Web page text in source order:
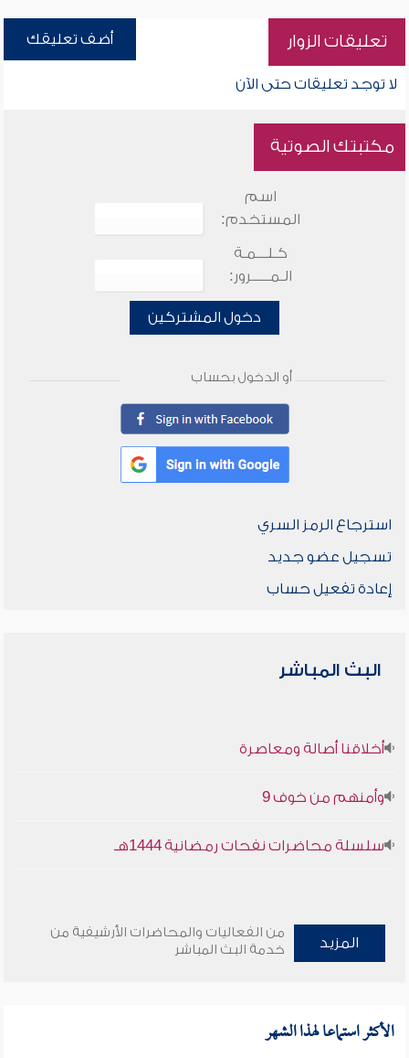
تعليقات الزوار أضف تعليقك
لا توجد تعليقات حتى الآن
مكتبتك الصوتية
اسم
المستخدم:
كـلـــمـة
الـمـــــرور:
دخول المشتركين
أو الدخول بحساب
استرجاع الرمز السري
تسجيل عضو جديد
إعادة تفعيل حساب
البث المباشر
أخلاقنا أصالة ومعاصرة
وأمنهم من خوف 9
سلسلة محاضرات نفحات رمضانية 1444هـ
المزيد
من الفعاليات والمحاضرات الأرشيفية من
خدمة البث المباشر
الأكثر استماعا لهذا الشهر